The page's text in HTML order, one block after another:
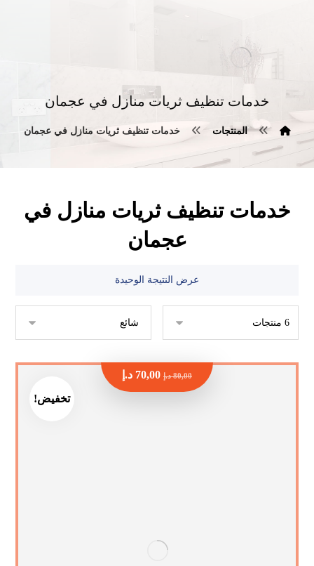
خدمات تنظيف ثريات منازل في عجمان
المنتجات خدمات تنظيف ثريات منازل في عجمان
خدمات تنظيف ثريات منازل في
عجمان
عرض النتيجة الوحيدة
تخفيض!
80,00 د.إ 70,00 د.إ